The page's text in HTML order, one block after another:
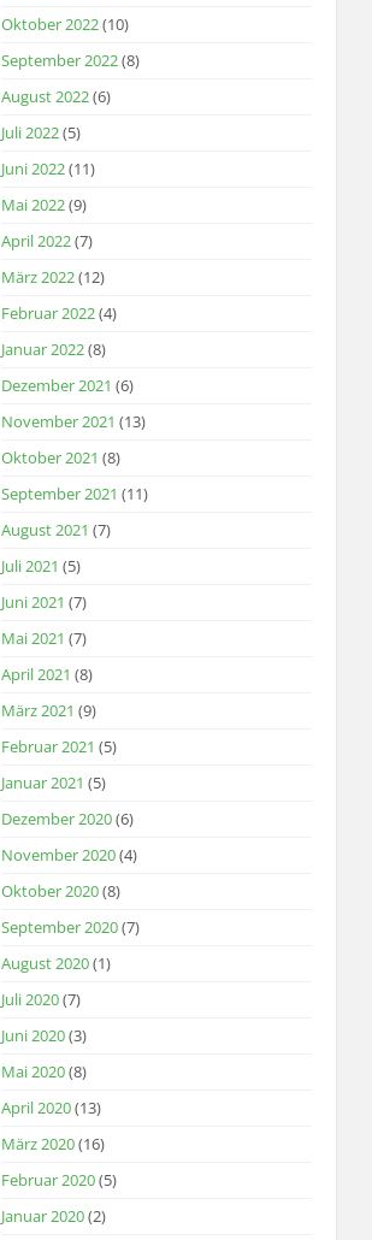
Oktober 2022(10)
September 2022(8)
August 2022(6)
Juli 2022(5)
Juni 2022(11)
Mai 2022(9)
April 2022(7)
März 2022(12)
Februar 2022(4)
Januar 2022(8)
Dezember 2021 (6)
November 2021 (13)
Oktober 2021 (8)
September 2021 (11)
August 2021 (7)
Juli 2021 (5)
Juni 2021 (7)
Mai 2021 (7)
April 2021 (8)
März 2021 (9)
Februar 2021 (5)
Januar 2021 (5)
Dezember 2020(6)
November 2020(4)
Oktober 2020(8)
September 2020(7)
August 2020(1)
Juli 2020(7)
Juni 2020(3)
Mai 2020(8)
April 2020(13)
März 2020(16)
Februar 2020(5)
Januar 2020(2)